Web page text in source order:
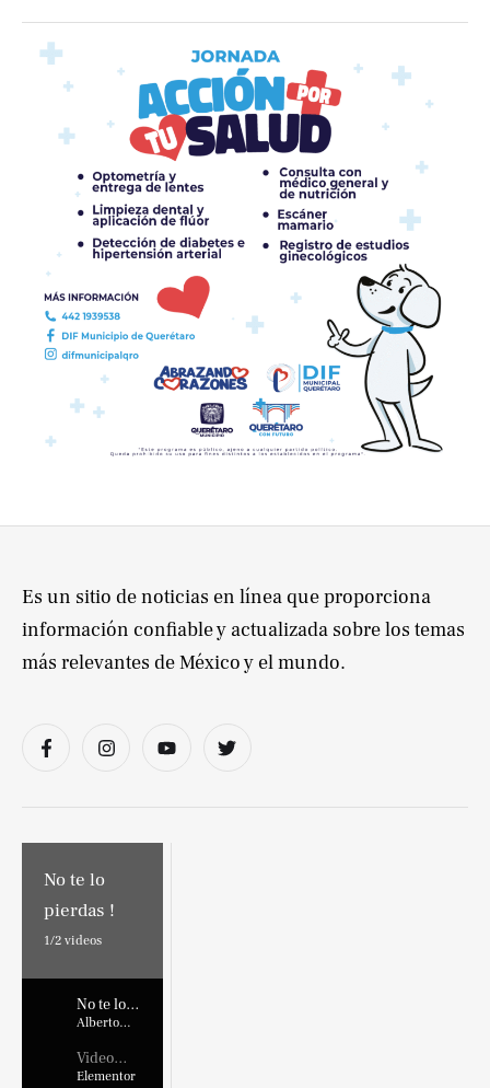
No te lo
pierdas !
1/2 videos
No te lo
pierdas !
Alberto
Video
Placehold
Elementor
Es un sitio de noticias en línea que proporciona
información confiable y actualizada sobre los temas
más relevantes de México y el mundo.